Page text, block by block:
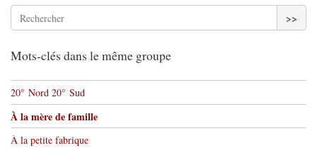
>>
Mots-clés dans le même groupe
20° Nord 20° Sud
À la mère de famille
À la petite fabrique